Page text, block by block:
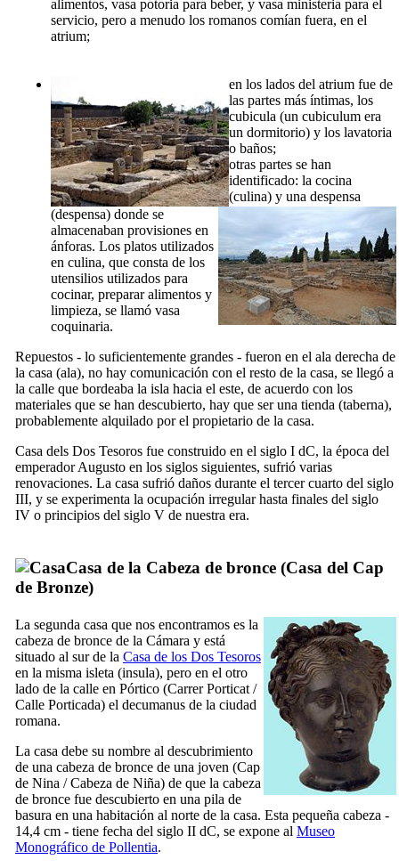
alimentos, vasa potoria para beber, y vasa ministeria para el
servicio, pero a menudo los romanos comían fuera, en el
atrium;
en los lados del atrium fue de
las partes más íntimas, los
cubicula (un cubiculum era
un dormitorio) y los lavatoria
o baños;
otras partes se han
identificado: la cocina
(culina) y una despensa
(despensa) donde se
almacenaban provisiones en
ánforas. Los platos utilizados
en culina, que consta de los
utensilios utilizados para
cocinar, preparar alimentos y
limpieza, se llamó vasa
coquinaria.
Repuestos - lo suficientemente grandes - fueron en el ala derecha de
la casa (ala), no hay comunicación con el resto de la casa, se llegó a
la calle que bordeaba la isla hacia el este, de acuerdo con los
materiales que se han descubierto, hay que ser una tienda (taberna),
probablemente alquilado por el propietario de la casa.
Casa dels Dos Tesoros fue construido en el siglo I dC, la época del
emperador Augusto en los siglos siguientes, sufrió varias
renovaciones. La casa sufrió daños durante el tercer cuarto del siglo
III, y se experimenta la ocupación irregular hasta finales del siglo
IV o principios del siglo V de nuestra era.
Casa de la Cabeza de bronce (Casa del Cap
de Bronze)
La segunda casa que nos encontramos es la
cabeza de bronce de la Cámara y está
situado al sur de la Casa de los Dos Tesoros
en la misma isleta (insula), pero en el otro
lado de la calle en Pórtico (Carrer Porticat /
Calle Porticada) el decumanus de la ciudad
romana.
La casa debe su nombre al descubrimiento
de una cabeza de bronce de una joven (Cap
de Nina /Cabeza de Niña) de que la cabeza
de bronce fue descubierto en una pila de
basura en una habitación al norte de la casa. Esta pequeña cabeza -
14,4 cm - tiene fecha del siglo II dC, se expone al Museo
Monográfico de Pollentia.